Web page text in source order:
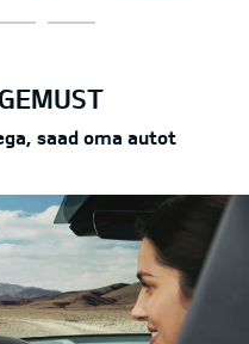
saad oma autot